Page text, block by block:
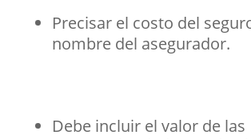
Precisar el costo del
nombre del asegurador.
Debe incluir el valor de las